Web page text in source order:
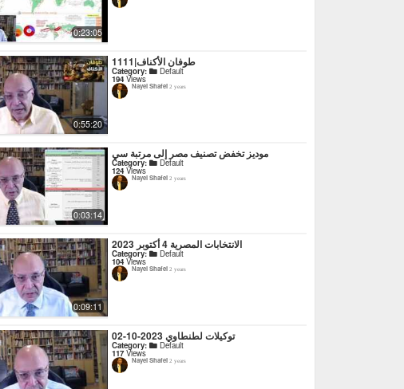
0:23:05
0:55:20
1111|طوفان الأكناف
Category: Default
194 Views
Nayel Shafei 2 years
0:03:14
موديز تخفض تصنيف مصر إلى مرتبة سي
Category: Default
124 Views
Nayel Shafei 2 years
0:09:11
الانتخابات المصرية 4 أكتوبر 2023
Category: Default
104 Views
Nayel Shafei 2 years
توكيلات لطنطاوي 2023-10-02
Category: Default
117Views
Nayel Shafei 2 years